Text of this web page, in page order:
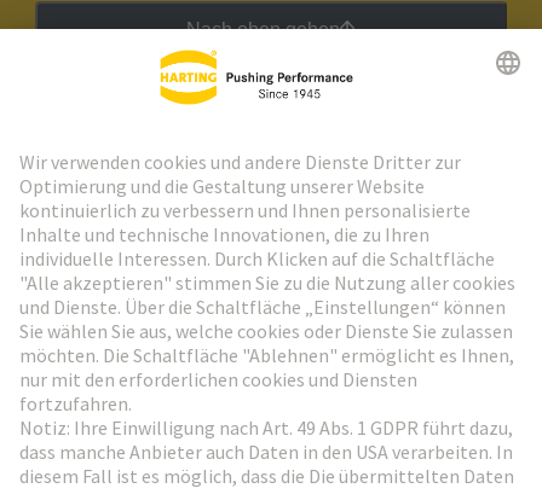
Nach oben gehen
Weiter zur Anmeldung
Social Media